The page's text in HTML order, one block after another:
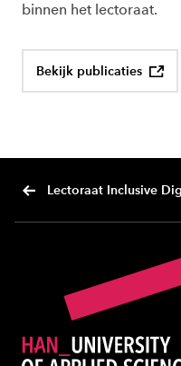
binnen het lectoraat.
Bekijk publicaties
Lectoraat Inclusive